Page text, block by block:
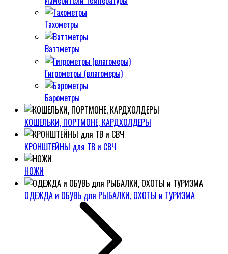
Тахометры
Ваттметры
Гигрометры (влагомеры)
Барометры
КОШЕЛЬКИ, ПОРТМОНЕ, КАРДХОЛДЕРЫ
КРОНШТЕЙНЫ для ТВ и СВЧ
НОЖИ
ОДЕЖДА и ОБУВЬ для РЫБАЛКИ, ОХОТЫ и ТУРИЗМА